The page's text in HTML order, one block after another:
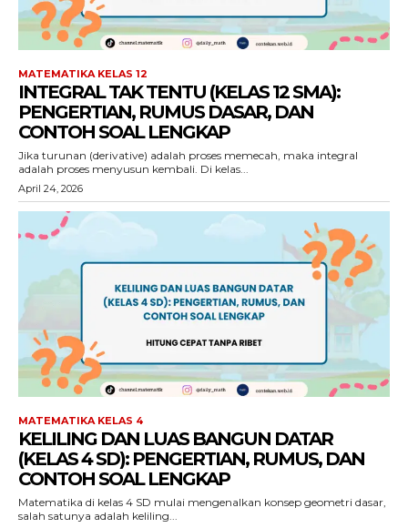
MATEMATIKA KELAS 12
INTEGRAL TAK TENTU (KELAS 12 SMA):
PENGERTIAN, RUMUS DASAR, DAN
CONTOH SOAL LENGKAP
Jika turunan (derivative) adalah proses memecah, maka integral
adalah proses menyusun kembali. Di kelas...
April 24, 2026
MATEMATIKA KELAS 4
KELILING DAN LUAS BANGUN DATAR
(KELAS 4 SD): PENGERTIAN, RUMUS, DAN
CONTOH SOAL LENGKAP
Matematika di kelas 4 SD mulai mengenalkan konsep geometri dasar,
salah satunya adalah keliling...